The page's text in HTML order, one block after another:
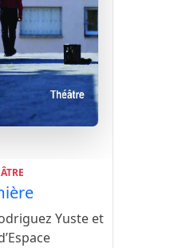
Yuste et